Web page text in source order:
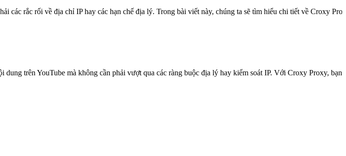
các rắc rối về địa chỉ IP hay các hạn chế địa lý. Trong bài viết này, chúng ta sẽ tìm hiểu chi tiết về Croxy
trên YouTube mà không cần phải vượt qua các ràng buộc địa lý hay kiểm soát IP. Với Croxy Proxy,